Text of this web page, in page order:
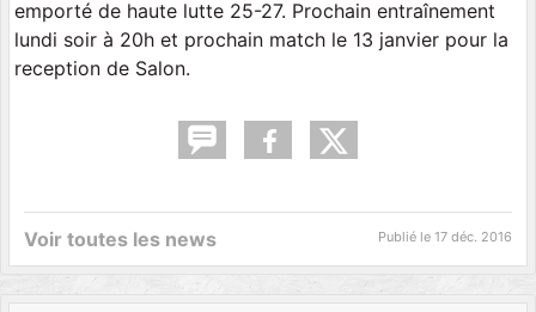
emporté de haute lutte 25-27. Prochain entraînement
lundi soir à 20h et prochain match le 13 janvier pour la
reception de Salon.
Voir toutes les news Publié le 17 déc. 2016